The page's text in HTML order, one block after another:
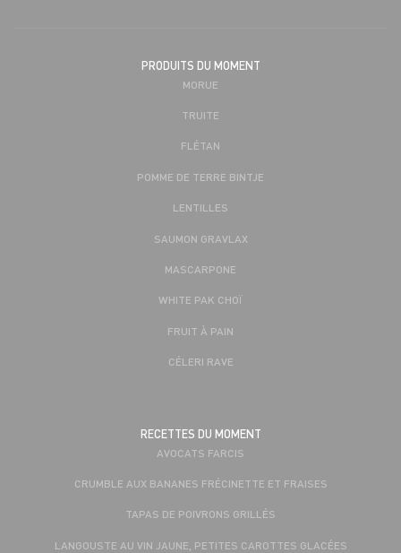
PRODUITS DU MOMENT
MORUE
TRUITE
FLÉTAN
POMME DE TERRE BINTJE
LENTILLES
SAUMON GRAVLAX
MASCARPONE
WHITE PAK CHOÏ
FRUIT À PAIN
CÉLERI RAVE
RECETTES DU MOMENT
AVOCATS FARCIS
CRUMBLE AUX BANANES FRÉCINETTE ET FRAISES
TAPAS DE POIVRONS GRILLÉS
LANGOUSTE AU VIN JAUNE, PETITES CAROTTES GLACÉES